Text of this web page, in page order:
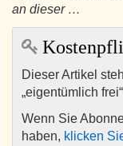
an dieser …
Dieser Artikel
„eigentümlich
Wenn Sie
haben, klicken